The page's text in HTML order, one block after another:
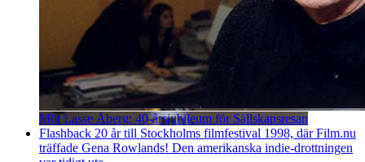
Möt Lasse Åberg: 40-årsjubileum för Sällskapsresan
Flashback 20 år till Stockholms filmfestival 1998, där Film.nu
träffade Gena Rowlands! Den amerikanska indie-drottningen